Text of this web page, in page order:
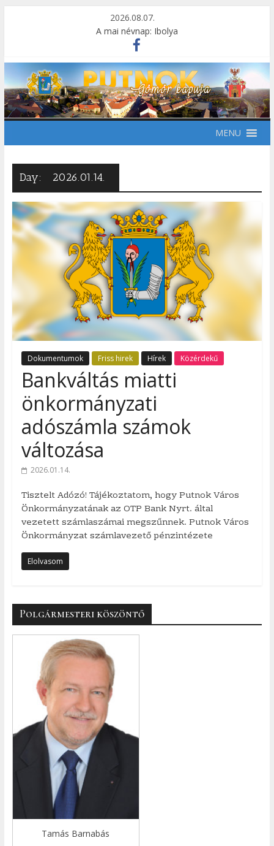
2026.08.07.
A mai névnap: Ibolya
MENU
Day: 2026.01.14.
Dokumentumok Friss hirek Hírek Közérdekű
Bankváltás miatti
önkormányzati
adószámla számok
változása
2026.01.14.
Tisztelt Adózó! Tájékoztatom, hogy Putnok Város
Önkormányzatának az OTP Bank Nyrt. által
vezetett számlaszámai megszűnnek. Putnok Város
Önkormányzat számlavezető pénzintézete
Elolvasom
Polgármesteri köszöntő
Tamás Barnabás